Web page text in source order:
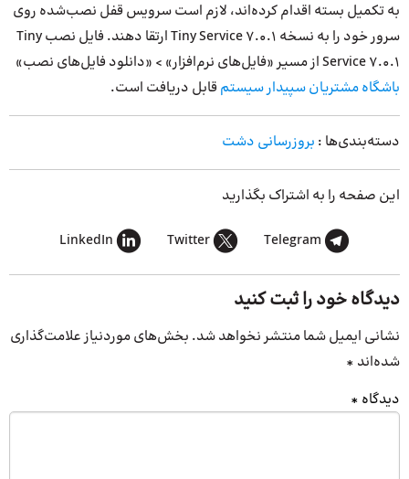
به تکمیل بسته اقدام کرده‌اند، لازم است سرویس قفل نصب‌شده روی
سرور خود را به نسخه Tiny Service 7.0.1 ارتقا دهند. فایل نصب Tiny
Service 7.0.1 از مسیر «فایل‌های نرم‌افزار» > «دانلود فایل‌های نصب»
باشگاه مشتریان سپیدار سیستم قابل دریافت است.
دسته‌بندی‌ها : بروزرسانی دشت
این صفحه را به اشتراک بگذارید
Telegram
Twitter
LinkedIn
دیدگاه خود را ثبت کنید
نشانی ایمیل شما منتشر نخواهد شد. بخش‌های موردنیاز علامت‌گذاری
شده‌اند *
دیدگاه *